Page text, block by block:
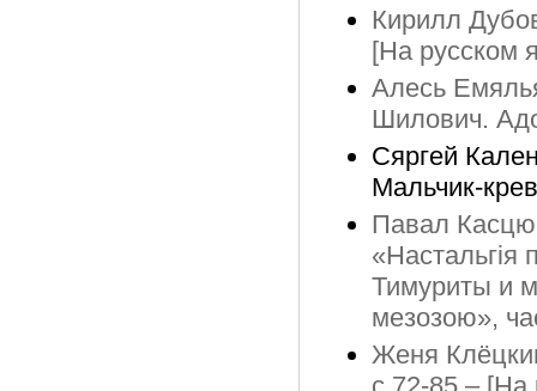
Кирилл
[На русском
Алесь
Шилович.
Сяргей
Мальчик-
Павал
«Настальгія
Тимуриты и
мезозою»,
Женя